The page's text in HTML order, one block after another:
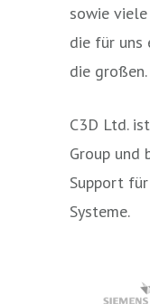
sowie
die für uns
die großen.
C3D Ltd.
Group und
Support für
Systeme.